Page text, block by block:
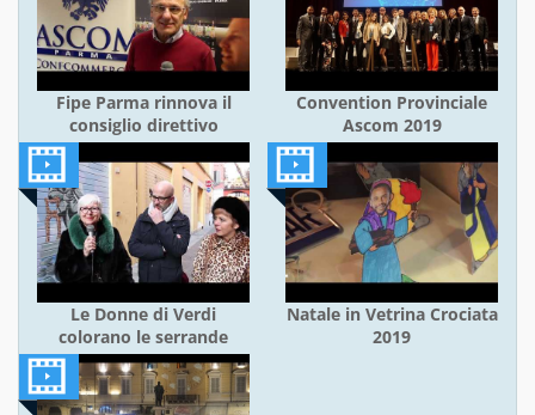
Fipe Parma rinnova il
consiglio direttivo
Convention Provinciale
Ascom 2019
Le Donne di Verdi
colorano le serrande
Natale in Vetrina Crociata
2019